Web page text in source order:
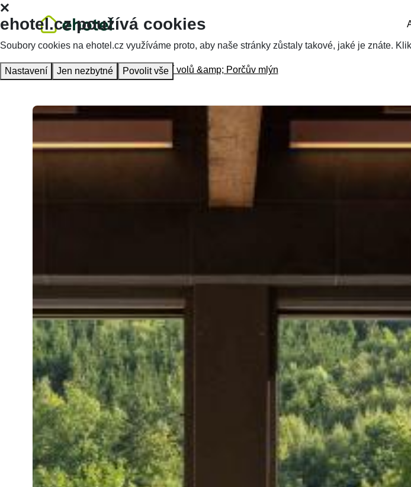
Homepage Accommodation U Tří volů &amp; Porčův mlýn
ehotel.cz používá cookies
Soubory cookies na ehotel.cz využíváme proto, aby naše stránky zůstaly takové, jaké je znáte.
Nastavení Jen nezbytné Povolit vše